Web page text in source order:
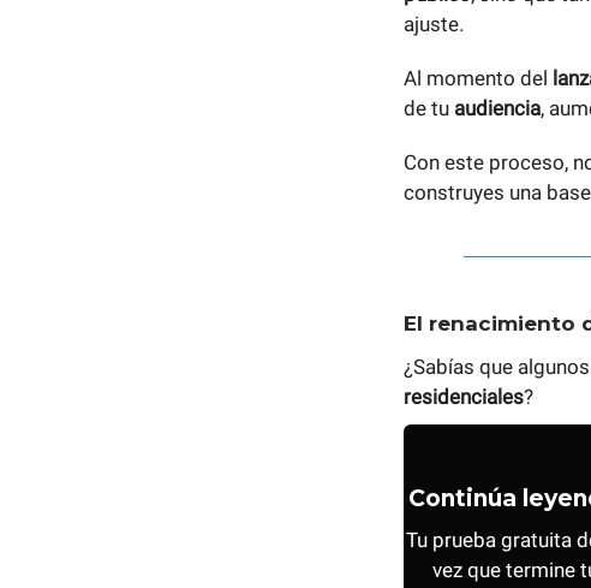
ajuste.
Al momento del
de tu audiencia,
Con este proceso,
construyes una
El renacimiento
¿Sabías que algunos
residenciales?
Continúa
Tu prueba gratuita
vez que termine